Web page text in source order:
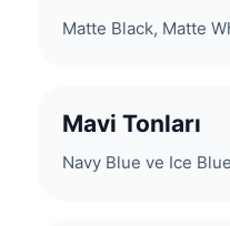
Matte Black, Matte
Mavi Tonları
Navy Blue ve Ice